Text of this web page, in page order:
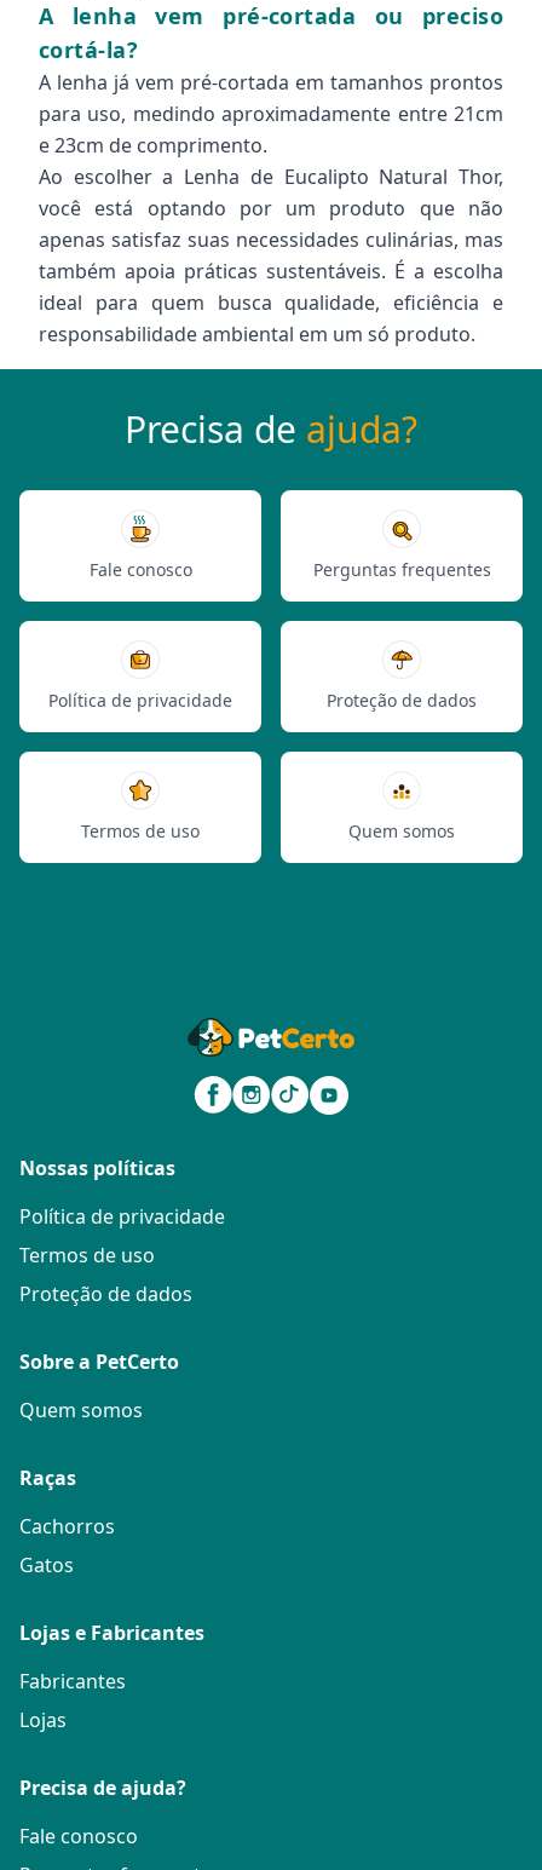
A lenha vem pré-cortada ou preciso
cortá-la?
A lenha já vem pré-cortada em tamanhos prontos
para uso, medindo aproximadamente entre 21cm
e 23cm de comprimento.
Ao escolher a Lenha de Eucalipto Natural Thor,
você está optando por um produto que não
apenas satisfaz suas necessidades culinárias, mas
também apoia práticas sustentáveis. É a escolha
ideal para quem busca qualidade, eficiência e
responsabilidade ambiental em um só produto.
Precisa de ajuda?
Fale conosco Perguntas frequentes
Política de privacidade Proteção de dados
Termos de uso Quem somos
Nossas políticas
Política de privacidade
Termos de uso
Proteção de dados
Sobre a PetCerto
Quem somos
Raças
Cachorros
Gatos
Lojas e Fabricantes
Fabricantes
Lojas
Precisa de ajuda?
Fale conosco